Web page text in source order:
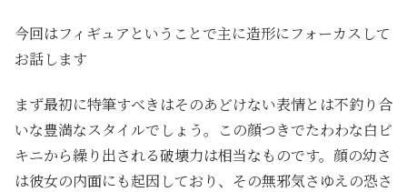
今回はフィギュアということで主に造形にフォーカスして
お話します
まず最初に特筆すべきはそのあどけない表情とは不釣り合
いな豊満なスタイルでしょう。この顔つきでたわわな白ビ
キニから繰り出される破壊力は相当なものです。顔の幼さ
は彼女の内面にも起因しており、その無邪気さゆえの恐さ